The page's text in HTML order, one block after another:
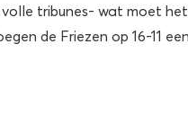
tribunes- wat moet
de Friezen op 16-11